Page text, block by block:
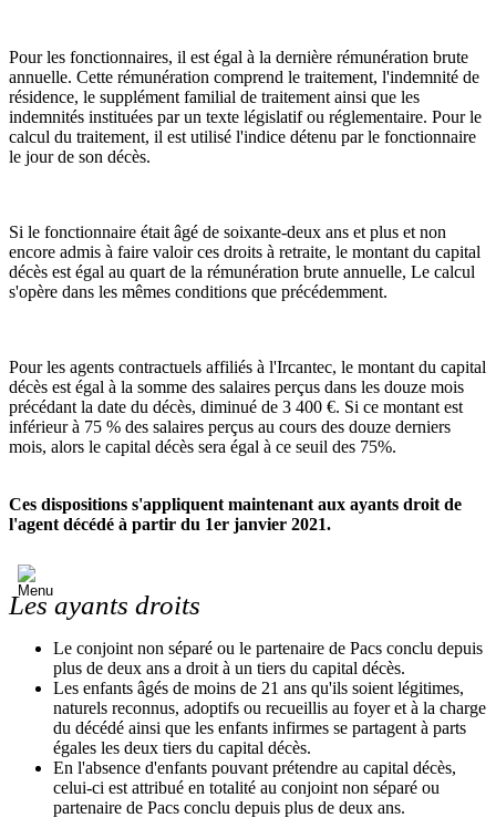
Pour les fonctionnaires, il est égal à la dernière rémunération brute
annuelle. Cette rémunération comprend le traitement, l'indemnité de
résidence, le supplément familial de traitement ainsi que les
indemnités instituées par un texte législatif ou réglementaire. Pour le
calcul du traitement, il est utilisé l'indice détenu par le fonctionnaire
le jour de son décès.
Si le fonctionnaire était âgé de soixante-deux ans et plus et non
encore admis à faire valoir ces droits à retraite, le montant du capital
décès est égal au quart de la rémunération brute annuelle, Le calcul
s'opère dans les mêmes conditions que précédemment.
Pour les agents contractuels affiliés à l'Ircantec, le montant du capital
décès est égal à la somme des salaires perçus dans les douze mois
précédant la date du décès, diminué de 3 400 €. Si ce montant est
inférieur à 75 % des salaires perçus au cours des douze derniers
mois, alors le capital décès sera égal à ce seuil des 75%.
Ces dispositions s'appliquent maintenant aux ayants droit de
l'agent décédé à partir du 1er janvier 2021.
Les ayants droits
Le conjoint non séparé ou le partenaire de Pacs conclu depuis
plus de deux ans a droit à un tiers du capital décès.
Les enfants âgés de moins de 21 ans qu'ils soient légitimes,
naturels reconnus, adoptifs ou recueillis au foyer et à la charge
du décédé ainsi que les enfants infirmes se partagent à parts
égales les deux tiers du capital décès.
En l'absence d'enfants pouvant prétendre au capital décès,
celui-ci est attribué en totalité au conjoint non séparé ou
partenaire de Pacs conclu depuis plus de deux ans.